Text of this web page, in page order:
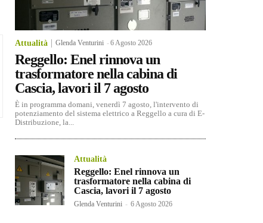
Attualità Glenda Venturini -6 Agosto 2026
Reggello: Enel rinnova un
trasformatore nella cabina di
Cascia, lavori il 7 agosto
È in programma domani, venerdì 7 agosto, l'intervento di
potenziamento del sistema elettrico a Reggello a cura di E-
Distribuzione, la...
Attualità
Reggello: Enel rinnova un
trasformatore nella cabina di
Cascia, lavori il 7 agosto
Glenda Venturini - 6 Agosto 2026